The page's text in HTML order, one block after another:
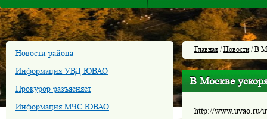
Новости района
Информация УВД ЮВАО
Прокурор разъясняет
Информация МЧС ЮВАО
Главная /Новости/ В
В Москве
http://www.uvao.ru/